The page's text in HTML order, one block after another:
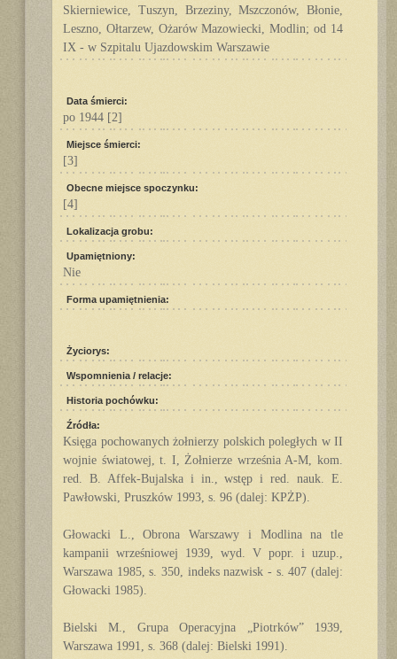
Skierniewice, Tuszyn, Brzeziny, Mszczonów, Błonie,
Leszno, Ołtarzew, Ożarów Mazowiecki, Modlin; od 14
IX - w Szpitalu Ujazdowskim Warszawie
Data śmierci:
po 1944 [2]
Miejsce śmierci:
[3]
Obecne miejsce spoczynku:
[4]
Lokalizacja grobu:
Upamiętniony:
Nie
Forma upamiętnienia:
Życiorys:
Wspomnienia / relacje:
Historia pochówku:
Źródła:
Księga pochowanych żołnierzy polskich poległych w II
wojnie światowej, t. I, Żołnierze września A-M, kom.
red. B. Affek-Bujalska i in., wstęp i red. nauk. E.
Pawłowski, Pruszków 1993, s. 96 (dalej: KPŻP).
Głowacki L., Obrona Warszawy i Modlina na tle
kampanii wrześniowej 1939, wyd. V popr. i uzup.,
Warszawa 1985, s. 350, indeks nazwisk - s. 407 (dalej:
Głowacki 1985).
Bielski M., Grupa Operacyjna „Piotrków” 1939,
Warszawa 1991, s. 368 (dalej: Bielski 1991).